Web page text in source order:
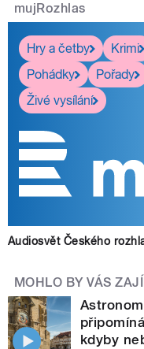
mujRozhlas
Hry a četby
Krimi
Pohádky
Pořady
Živé vysílání
Audiosvět Českého
MOHLO BY VÁS
kdyby